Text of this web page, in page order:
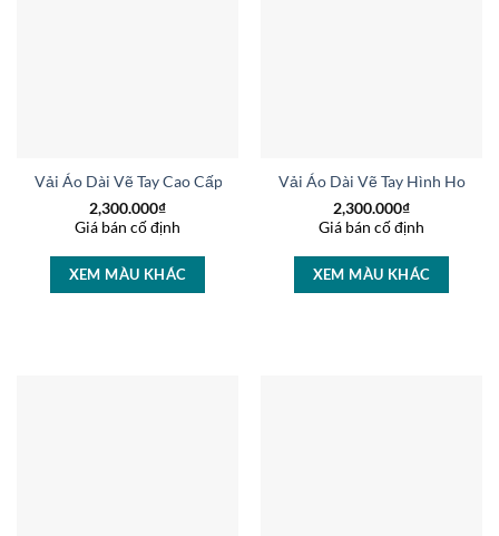
Vải Áo Dài Vẽ Tay Cao Cấp Hoa Sen Kiểu Mới AD V51070
2,300.000₫
Giá bán cố định
XEM MÀU KHÁC
Vải Áo Dài Vẽ Tay Hình Hoa
2,300.000₫
Giá bán cố định
XEM MÀU KHÁC